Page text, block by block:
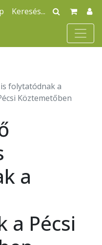
folytatódnak a
Köztemetőben
a
a Pécsi